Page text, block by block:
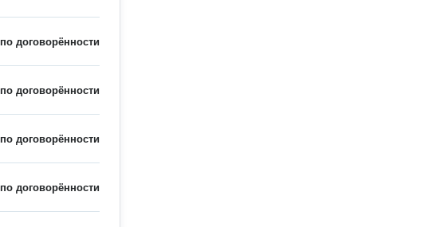
по договорённости
по договорённости
по договорённости
по договорённости